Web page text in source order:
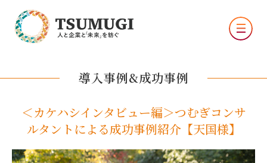
導入事例&成功事例
＜カケハシインタビュー編＞つむぎコンサ
ルタントによる成功事例紹介【天国様】